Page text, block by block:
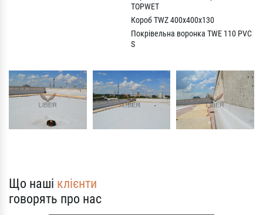
TOPWET
Короб TWZ 400x400x130
Покрівельна воронка TWE 110 PVC
S
Що наші клієнти
говорять про нас